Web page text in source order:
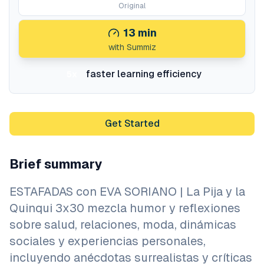
Original
13 min
with Summiz
faster learning efficiency
Get Started
Brief summary
ESTAFADAS con EVA SORIANO | La Pija y la
Quinqui 3x30 mezcla humor y reflexiones
sobre salud, relaciones, moda, dinámicas
sociales y experiencias personales,
incluyendo anécdotas surrealistas y críticas